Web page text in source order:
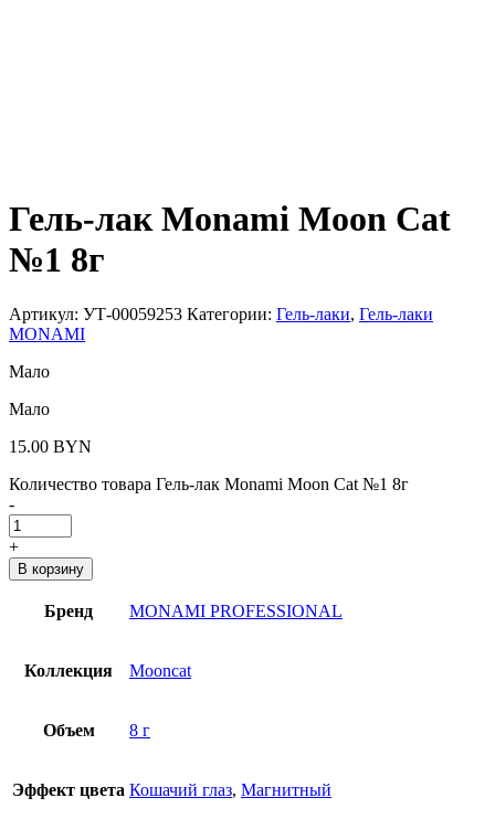
Гель-лак Monami Moon Cat
№1 8г
Артикул: УТ-00059253 Категории: Гель-лаки, Гель-лаки
MONAMI
Мало
Мало
15.00 BYN
Количество товара Гель-лак Monami Moon Cat №1 8г
-
+
В корзину
Бренд MONAMI PROFESSIONAL
Коллекция Mooncat
Объем 8 г
Эффект цвета Кошачий глаз, Магнитный